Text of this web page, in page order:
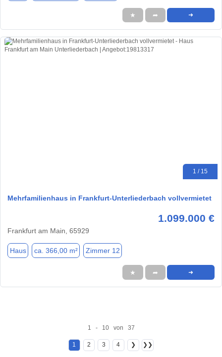
★ ➦ ➜
1 / 15
Mehrfamilienhaus in Frankfurt-Unterliederbach vollvermietet
1.099.000 €
Frankfurt am Main, 65929
Haus ca. 366,00 m² Zimmer 12
★ ➦ ➜
1 - 10 von 37
1 2 3 4 ❯ ❯❯